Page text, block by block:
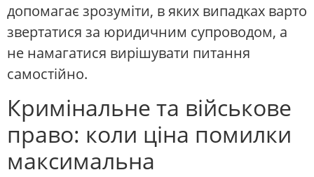
допомагає зрозуміти, в яких випадках варто
звертатися за юридичним супроводом, а
не намагатися вирішувати питання
самостійно.
Кримінальне та військове
право: коли ціна помилки
максимальна